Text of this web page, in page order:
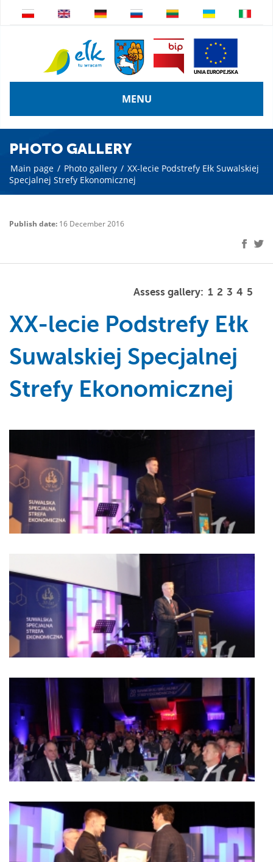
MENU
PHOTO GALLERY
Main page / Photo gallery / XX-lecie Podstrefy Ełk Suwalskiej
Specjalnej Strefy Ekonomicznej
Publish date: 16 December 2016
Assess gallery: 1 2 3 4 5
XX-lecie Podstrefy Ełk
Suwalskiej Specjalnej
Strefy Ekonomicznej